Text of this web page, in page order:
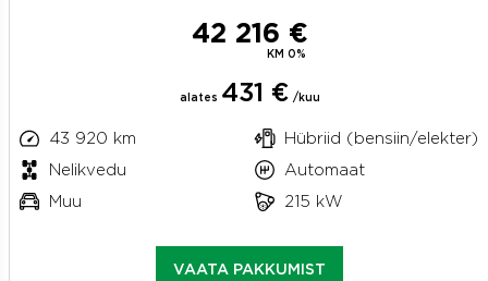
42 216 €
KM 0%
alates 431 € /kuu
43 920 km
Hübriid (bensiin/elekter)
Nelikvedu
Automaat
Muu
215 kW
VAATA PAKKUMIST